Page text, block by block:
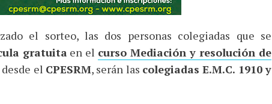
el sorteo, las dos personas colegiadas que se
gratuita en el curso Mediación y resolución de
el CPESRM, serán las colegiadas E.M.C. 1910 y